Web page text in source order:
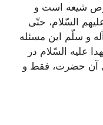
شیعه است و
السّلام، حتّی
و سلّم این مسئله
علیه السّلام در
آن حضرت، فقط و